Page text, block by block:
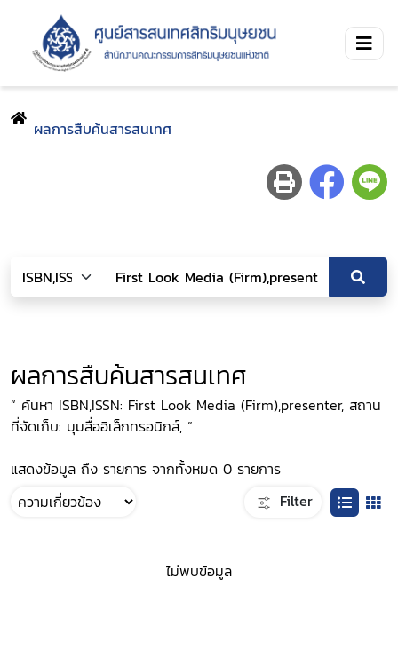
ผลการสืบค้นสารสนเทศ
ผลการสืบค้นสารสนเทศ
“ ค้นหา ISBN,ISSN: First Look Media (Firm),presenter, สถาน
ที่จัดเก็บ: มุมสื่ออิเล็กทรอนิกส์, ”
แสดงข้อมูล ถึง รายการ จากทั้งหมด 0 รายการ
Filter
ไม่พบข้อมูล